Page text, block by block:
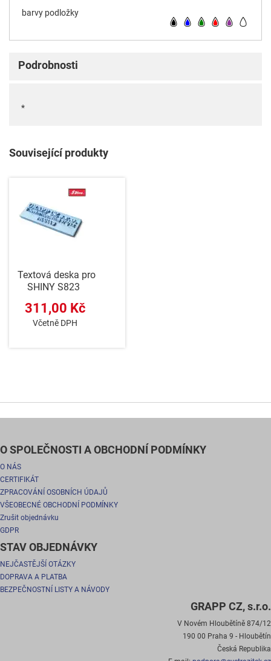
barvy podložky
Podrobnosti
*
Související produkty
Textová deska pro
SHINY S823
311,00 Kč
Včetně DPH
O SPOLEČNOSTI A OBCHODNÍ PODMÍNKY
O NÁS
CERTIFIKÁT
ZPRACOVÁNÍ OSOBNÍCH ÚDAJŮ
VŠEOBECNÉ OBCHODNÍ PODMÍNKY
Zrušit objednávku
GDPR
STAV OBJEDNÁVKY
NEJČASTĚJŠÍ OTÁZKY
DOPRAVA A PLATBA
BEZPEČNOSTNÍ LISTY A NÁVODY
GRAPP CZ, s.r.o.
V Novém Hloubětíně 874/12
190 00 Praha 9 - Hloubětín
Česká Republika